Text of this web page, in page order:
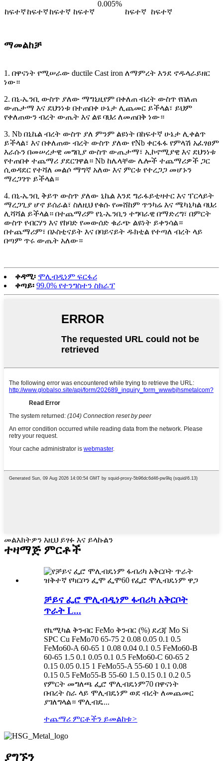
ከፍተኛከፍተኛከፍተኛ ከፍተኛ
0.005%
ከፍተኛ
ከፍተኛ
ማመልከቻ
1. በዋናነት የሚሠራው ductile Cast iron ለማምረት እንደ ኖዱላራይዘር
ነው።
2. በኒ-ኤንቢ ውስጥ ያለው ማግኒዚየም በቀለጠ ብረት ውስጥ የበለጠ
ውጤታማ እና ደህንነቱ በተጠበቀ ሁኔታ ሊጨመር ይችላል፣ ይህም
የቀለጠውን ብረት ውጤት እና ልዩ ባህሪ ለመጠበቅ ነው።
3. Nb በኒኬል ብረት ውስጥ ያለ ምንም ልዩነት በከፍተኛ ሁኔታ ሊቀልጥ
ይችላል፣ እና በቀለጠው ብረት ውስጥ ያለው የNb ቀርፋፋ የምላሽ አፈፃፀም
እራሱን በመሠረታዊ መግቢያ ውስጥ ውጤታማ፣ ኢኮኖሚያዊ እና ደህንነቱ
የተጠበቀ ተጨማሪ ያደርገዋል። Nb ከሌላቸው ሌሎች ተጨማሪዎች ጋር
ሲወዳደር የተሻለ መልሶ ማግኛ አለው እና ምርቱ የተረጋጋ መሆኑን
ማረጋገጥ ይችላል።
4. በኒ-ኤንቢ ቅይጥ ውስጥ ያለው ኒኬል እንደ ግራፋይቲዛተር እና ፐርላይት
ማረጋጊያ ሆኖ ይሰራል፣ ስለዚህ የቁሱ የመሸከም ጥንካሬ እና ሜካኒካል ባህሪ
ሊሻሻል ይችላል። በተጨማሪም የኒ-ኤንቢን ተግባራዊ በማድረግ፣ በምርት
ውስጥ የብርሃን እና የከባድ የመውሰድ ቁራጭ ልዩነት ይቀንሳል።
በተጨማሪም፣ በኦስቲናይት እና በባይናይት ዱክቲል የተጣለ ብረት ላይ
በጣም ጥሩ ውጤት አለው።
ቀዳሚ፡ ሞሊብዲነም ፍርፋሪ
ቀጣይ፡ 99.0% የተንግስተን ስክራፕ
መልእክትዎን እዚህ ይፃፉ እና ይላኩልን
ተዛማጅ ምርቶች
ቻይና ፌሮ ሞሊብዲነም ፋብሪካ አቅርቦት
ጥራት L...
የኬሚካል ቅንብር FeMo ቅንብር (%) ደረጃ Mo Si
SPC Cu FeMo70 65-75 2 0.08 0.05 0.1 0.5
FeMo60-A 60-65 1 0.08 0.04 0.1 0.5 FeMo60-B
60-65 1.5 0.1 0.05 0.1 0.5 FeMo60-C 60-65 2
0.15 0.05 0.15 1 FeMo55-A 55-60 1 0.1 0.08
0.15 0.5 FeMo55-B 55-60 1.5 0.15 0.1 0.2 0.5
የምርት መግለጫ ፌሮ ሞሊብዴነም70 በዋናነት
በብረት ስራ ላይ ሞሊብዴነም ወደ ብረት ለመጨመር
ያገለግላል። ሞሊብዴ...
ተጨማሪ ምርቶችን ይመልከቱ>
ያግኙን